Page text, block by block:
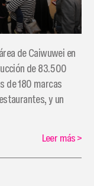
de Caiwuwei en
de 83.500
de 180 marcas
y un
Leer más>